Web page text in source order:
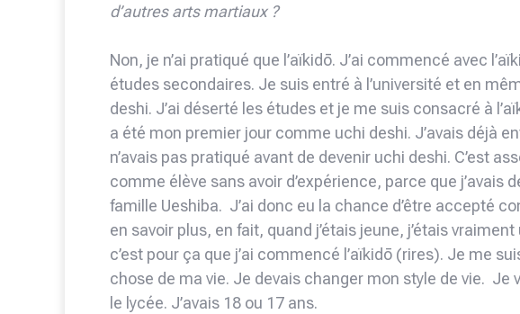
d’autres arts martiaux ?
Non, je n’ai pratiqué que l’aïkidō. J’ai commencé avec
études secondaires. Je suis entré à l’université et en
deshi. J’ai déserté les études et je me suis consacré à
a été mon premier jour comme uchi deshi. J’avais déjà
n’avais pas pratiqué avant de devenir uchi deshi. C’est
comme élève sans avoir d’expérience, parce que j’avais
famille Ueshiba. J’ai donc eu la chance d’être accepté
en savoir plus, en fait, quand j’étais jeune, j’étais
c’est pour ça que j’ai commencé l’aïkidō (rires). Je me
chose de ma vie. Je devais changer mon style de vie. Je
le lycée. J’avais 18 ou 17 ans.